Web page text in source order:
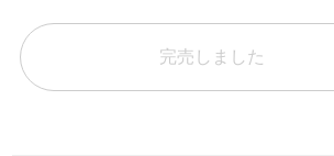
完売しました